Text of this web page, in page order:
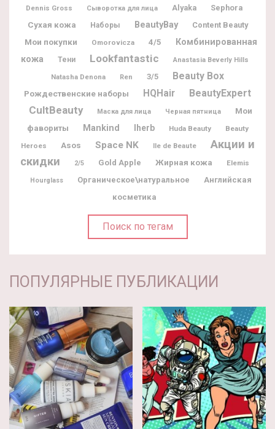
Dennis Gross
Сыворотка для лица Alyaka
Sephora
Сухая кожа
Наборы BeautyBay Content Beauty
Мои покупки Omorovicza 4/5
Комбинированная
кожа
Тени Lookfantastic Anastasia Beverly Hills
Natasha Denona Ren 3/5 Beauty Box
Рождественские наборы HQHair BeautyExpert
CultBeauty Маска для лица Черная пятница
Мои
фавориты
Mankind Iherb Huda Beauty
Beauty
Heroes
Asos Space NK Ile de Beaute
Акции и
скидки
2/5 Gold Apple Жирная кожа Elemis
Hourglass Органическое\натуральное
Английская
косметика
Поиск по тегам
ПОПУЛЯРНЫЕ ПУБЛИКАЦИИ